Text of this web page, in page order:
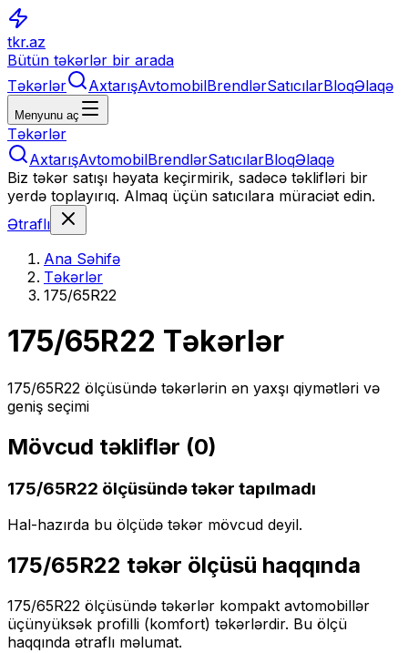
tkr.az
Bütün təkərlər bir arada
Təkərlər
AxtarışAvtomobilBrendlərSatıcılarBloqƏlaqə
Menyunu aç
Təkərlər
AxtarışAvtomobilBrendlərSatıcılarBloqƏlaqə
Biz təkər satışı həyata keçirmirik, sadəcə təklifləri bir
yerdə toplayırıq. Almaq üçün satıcılara müraciət edin.
Ətraflı
Ana Səhifə
Təkərlər
175/65R22
175/65R22 Təkərlər
175/65R22 ölçüsündə təkərlərin ən yaxşı qiymətləri və
geniş seçimi
Mövcud təkliflər (0)
175/65R22 ölçüsündə təkər tapılmadı
Hal-hazırda bu ölçüdə təkər mövcud deyil.
175/65R22 təkər ölçüsü haqqında
175/65R22 ölçüsündə təkərlər kompakt avtomobillər
üçünyüksək profilli (komfort) təkərlərdir. Bu ölçü
haqqında ətraflı məlumat.